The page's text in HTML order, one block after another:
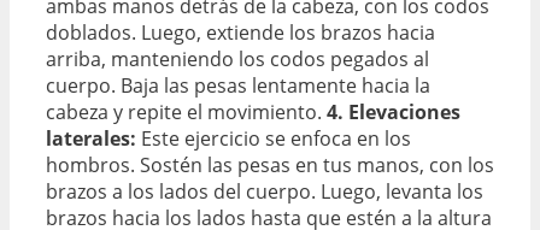
ambas manos detrás de la cabeza, con los codos
doblados. Luego, extiende los brazos hacia
arriba, manteniendo los codos pegados al
cuerpo. Baja las pesas lentamente hacia la
cabeza y repite el movimiento. 4. Elevaciones
laterales: Este ejercicio se enfoca en los
hombros. Sostén las pesas en tus manos, con los
brazos a los lados del cuerpo. Luego, levanta los
brazos hacia los lados hasta que estén a la altura